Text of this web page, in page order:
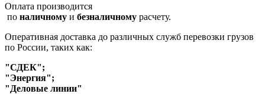
Оплата производится
по наличному и безналичному расчету.
Оперативная доставка до различных служб перевозки грузов
по России, таких как:
"СДЕК";
"Энергия";
"Деловые линии"